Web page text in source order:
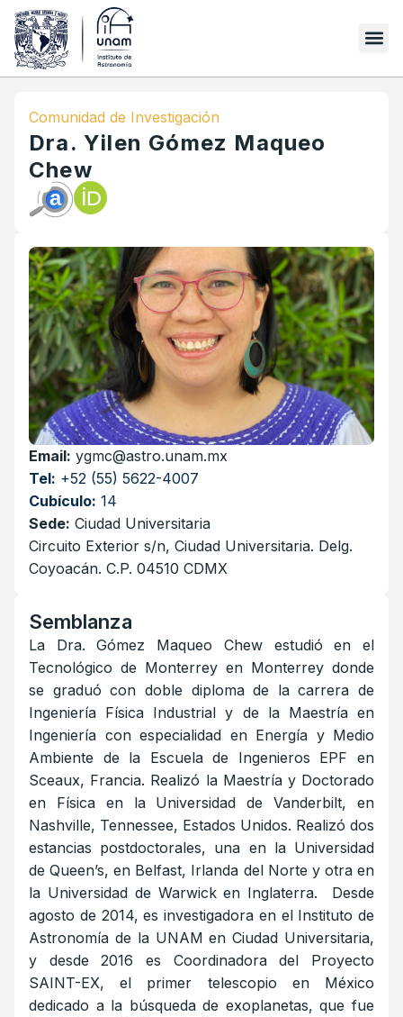
Comunidad de Investigación
Dra. Yilen Gómez Maqueo
Chew
Email: ygmc@astro.unam.mx
Tel: +52 (55) 5622-4007
Cubículo: 14
Sede: Ciudad Universitaria
Circuito Exterior s/n, Ciudad Universitaria. Delg.
Coyoacán. C.P. 04510 CDMX
Semblanza
La Dra. Gómez Maqueo Chew estudió en el
Tecnológico de Monterrey en Monterrey donde
se graduó con doble diploma de la carrera de
Ingeniería Física Industrial y de la Maestría en
Ingeniería con especialidad en Energía y Medio
Ambiente de la Escuela de Ingenieros EPF en
Sceaux, Francia. Realizó la Maestría y Doctorado
en Física en la Universidad de Vanderbilt, en
Nashville, Tennessee, Estados Unidos. Realizó dos
estancias postdoctorales, una en la Universidad
de Queen’s, en Belfast, Irlanda del Norte y otra en
la Universidad de Warwick en Inglaterra. Desde
agosto de 2014, es investigadora en el Instituto de
Astronomía de la UNAM en Ciudad Universitaria,
y desde 2016 es Coordinadora del Proyecto
SAINT-EX, el primer telescopio en México
dedicado a la búsqueda de exoplanetas, que fue